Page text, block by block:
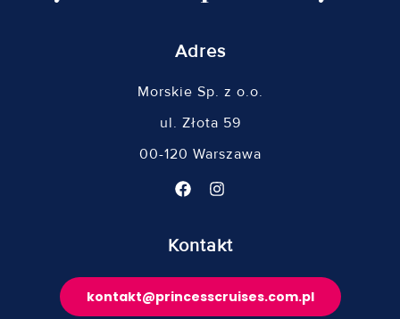
Adres
Morskie Sp. z o.o.
ul. Złota 59
00-120 Warszawa
Kontakt
kontakt@princesscruises.com.pl